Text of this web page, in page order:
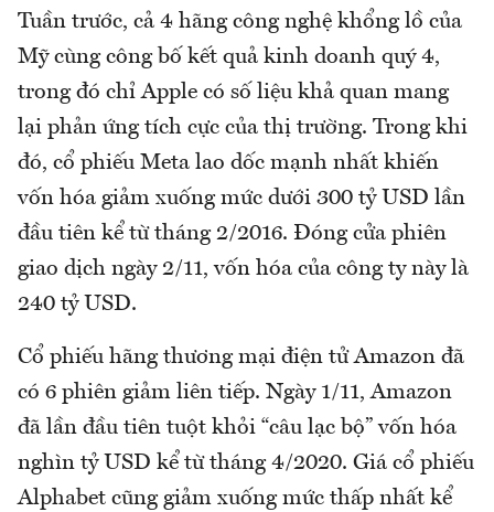
Tuần trước, cả 4 hãng công nghệ khổng lồ của
Mỹ cùng công bố kết quả kinh doanh quý 4,
trong đó chỉ Apple có số liệu khả quan mang
lại phản ứng tích cực của thị trường. Trong khi
đó, cổ phiếu Meta lao dốc mạnh nhất khiến
vốn hóa giảm xuống mức dưới 300 tỷ USD lần
đầu tiên kể từ tháng 2/2016. Đóng cửa phiên
giao dịch ngày 2/11, vốn hóa của công ty này là
240 tỷ USD.
Cổ phiếu hãng thương mại điện tử Amazon đã
có 6 phiên giảm liên tiếp. Ngày 1/11, Amazon
đã lần đầu tiên tuột khỏi “câu lạc bộ” vốn hóa
nghìn tỷ USD kể từ tháng 4/2020. Giá cổ phiếu
Alphabet cũng giảm xuống mức thấp nhất kể